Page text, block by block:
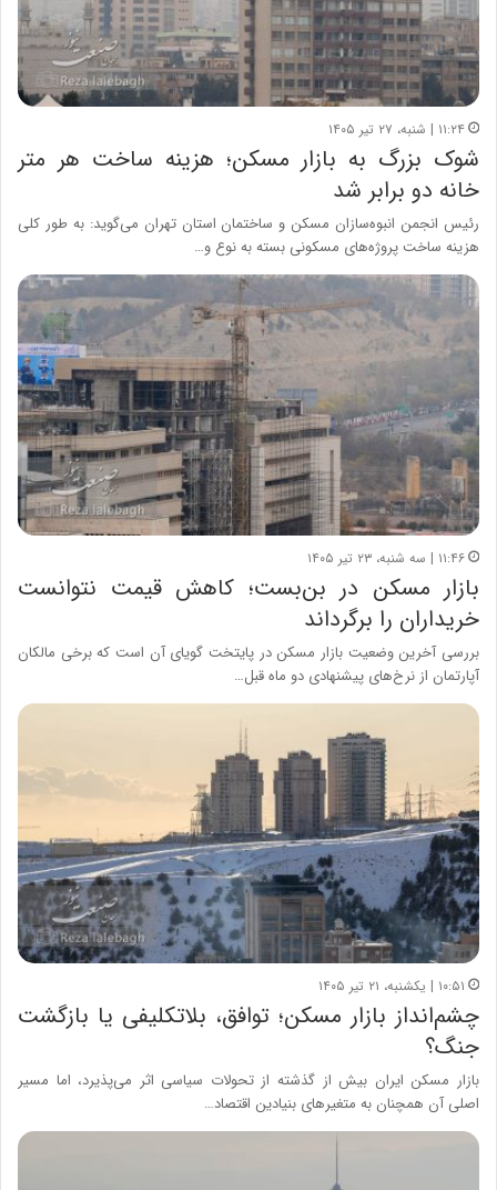
۱۱:۲۴ | شنبه، ۲۷ تیر ۱۴۰۵
شوک بزرگ به بازار مسکن؛ هزینه ساخت هر متر
خانه دو برابر شد
رئیس انجمن انبوه‌سازان مسکن و ساختمان استان تهران می‌گوید: به طور کلی
هزینه ساخت پروژه‌های مسکونی بسته به نوع و…
۱۱:۴۶ | سه شنبه، ۲۳ تیر ۱۴۰۵
بازار مسکن در بن‌بست؛ کاهش قیمت نتوانست
خریداران را برگرداند
بررسی آخرین وضعیت بازار مسکن در پایتخت گویای آن است که برخی مالکان
آپارتمان از نرخ‌های پیشنهادی دو ماه قبل…
۱۰:۵۱ | یکشنبه، ۲۱ تیر ۱۴۰۵
چشم‌انداز بازار مسکن؛ توافق، بلاتکلیفی یا بازگشت
جنگ؟
بازار مسکن ایران بیش از گذشته از تحولات سیاسی اثر می‌پذیرد، اما مسیر
اصلی آن همچنان به متغیرهای بنیادین اقتصاد…